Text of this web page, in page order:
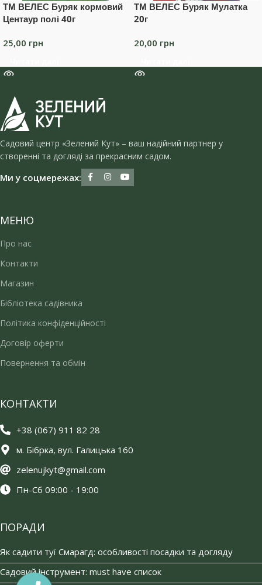
ТМ ВЕЛЕС Буряк кормовий
Центаур полі 40г
25,00 грн
ТМ ВЕЛЕС Буряк Мулатка
20г
20,00 грн
Садовий центр «Зелений Кут» – ваш надійний партнер у
створенні та догляді за прекрасним садом.
Ми у соцмережах:
МЕНЮ
Про нас
Контакти
Магазин
Бібліотека садівника
Політика конфіденційності
Договір оферти
Повернення та обмін
КОНТАКТИ
+38 (067) 911 82 28
м. Бібрка, вул. Галицька 160
zelenujkyt@gmail.com
Пн-Сб 09:00 - 19:00
ПОРАДИ
Як садити туї Смарагд: особливості посадки та догляду
Садовий інструмент: must have список